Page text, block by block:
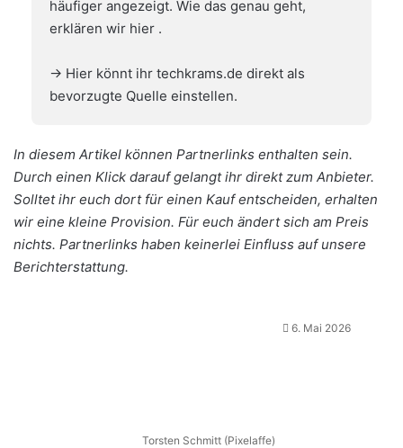
häufiger angezeigt. Wie das genau geht,
erklären wir hier .
→ Hier könnt ihr techkrams.de direkt als
bevorzugte Quelle einstellen.
In diesem Artikel können Partnerlinks enthalten sein.
Durch einen Klick darauf gelangt ihr direkt zum Anbieter.
Solltet ihr euch dort für einen Kauf entscheiden, erhalten
wir eine kleine Provision. Für euch ändert sich am Preis
nichts. Partnerlinks haben keinerlei Einfluss auf unsere
Berichterstattung.
Torsten Schmitt (Pixelaffe)
6. Mai 2026